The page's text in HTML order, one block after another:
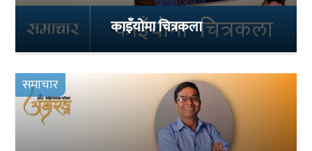
काइँयोमा चित्रकला
समाचार